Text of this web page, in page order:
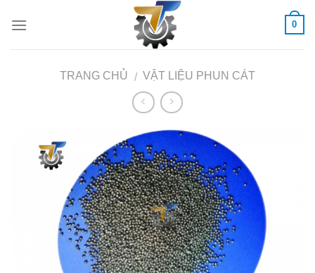
0
TRANG CHỦ / VẬT LIỆU PHUN CÁT